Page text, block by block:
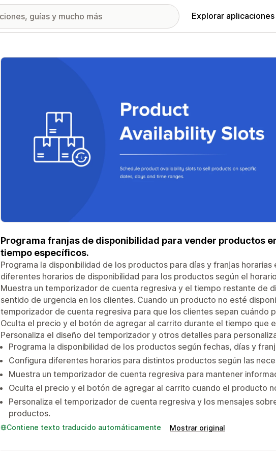
Explorar aplicaciones
Galería de imágenes destacadas
Programa franjas de disponibilidad para vender productos
tiempo específicos.
Programa la disponibilidad de los productos para días y franjas
diferentes horarios de disponibilidad para los productos según el
Muestra un temporizador de cuenta regresiva y el tiempo restante de
sentido de urgencia en los clientes. Cuando un producto no esté
temporizador de cuenta regresiva para que los clientes sepan cuándo
Oculta el precio y el botón de agregar al carrito durante el tiempo que
Personaliza el diseño del temporizador y otros detalles para
Programa la disponibilidad de los productos según fechas, días y
Configura diferentes horarios para distintos productos según las
Muestra un temporizador de cuenta regresiva para mantener
Oculta el precio y el botón de agregar al carrito cuando el producto
Personaliza el temporizador de cuenta regresiva y los mensajes
productos.
Contiene texto traducido automáticamente Mostrar original